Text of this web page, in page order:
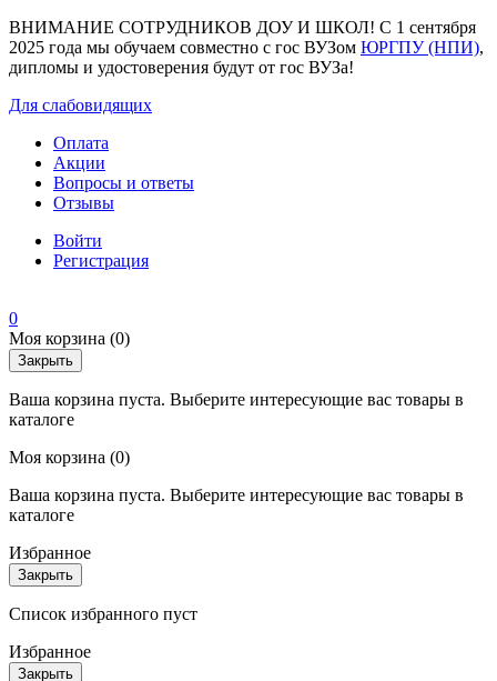
ВНИМАНИЕ СОТРУДНИКОВ ДОУ И ШКОЛ! С 1 сентября
2025 года мы обучаем совместно с гос ВУЗом ЮРГПУ (НПИ),
дипломы и удостоверения будут от гос ВУЗа!
Для слабовидящих
Оплата
Акции
Вопросы и ответы
Отзывы
Войти
Регистрация
0
Моя корзина (0)
Закрыть
Ваша корзина пуста. Выберите интересующие вас товары в
каталоге
Моя корзина (0)
Ваша корзина пуста. Выберите интересующие вас товары в
каталоге
Избранное
Закрыть
Список избранного пуст
Избранное
Закрыть